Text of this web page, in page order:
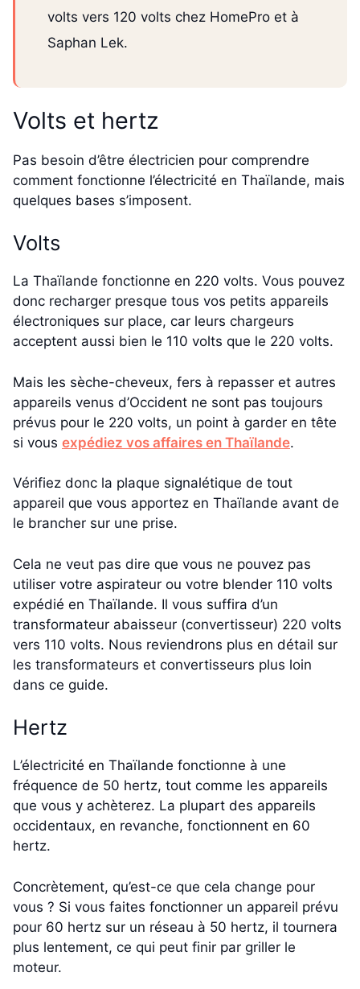
volts vers 120 volts chez HomePro et à
Saphan Lek.
Volts et hertz
Pas besoin d’être électricien pour comprendre
comment fonctionne l’électricité en Thaïlande, mais
quelques bases s’imposent.
Volts
La Thaïlande fonctionne en 220 volts. Vous pouvez
donc recharger presque tous vos petits appareils
électroniques sur place, car leurs chargeurs
acceptent aussi bien le 110 volts que le 220 volts.
Mais les sèche-cheveux, fers à repasser et autres
appareils venus d’Occident ne sont pas toujours
prévus pour le 220 volts, un point à garder en tête
si vous expédiez vos affaires en Thaïlande.
Vérifiez donc la plaque signalétique de tout
appareil que vous apportez en Thaïlande avant de
le brancher sur une prise.
Cela ne veut pas dire que vous ne pouvez pas
utiliser votre aspirateur ou votre blender 110 volts
expédié en Thaïlande. Il vous suffira d’un
transformateur abaisseur (convertisseur) 220 volts
vers 110 volts. Nous reviendrons plus en détail sur
les transformateurs et convertisseurs plus loin
dans ce guide.
Hertz
L’électricité en Thaïlande fonctionne à une
fréquence de 50 hertz, tout comme les appareils
que vous y achèterez. La plupart des appareils
occidentaux, en revanche, fonctionnent en 60
hertz.
Concrètement, qu’est-ce que cela change pour
vous ? Si vous faites fonctionner un appareil prévu
pour 60 hertz sur un réseau à 50 hertz, il tournera
plus lentement, ce qui peut finir par griller le
moteur.